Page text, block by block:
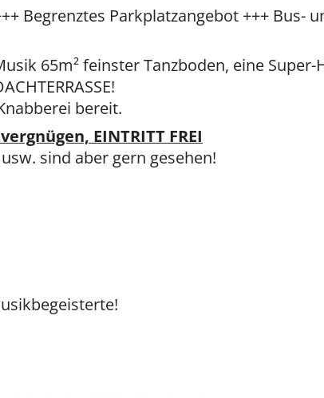
Begrenztes Parkplatzangebot +++ Bus-
65m² feinster Tanzboden, eine
bereit.
EINTRITT FREI
sind aber gern gesehen!